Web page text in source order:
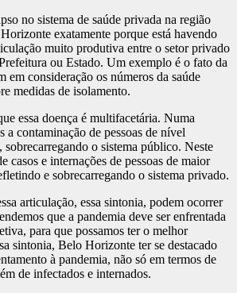
no sistema de saúde privada na região
exatamente porque está havendo
muito produtiva entre o setor privado
ou Estado. Um exemplo é o fato da
em consideração os números da saúde
medidas de isolamento.
essa doença é multifacetária. Numa
a contaminação de pessoas de nível
o sistema público. Neste
casos e internações de pessoas de maior
e sobrecarregando o sistema privado.
articulação, essa sintonia, podem ocorrer
que a pandemia deve ser enfrentada
para que possamos ter o melhor
sintonia, Belo Horizonte ter se destacado
à pandemia, não só em termos de
de infectados e internados.